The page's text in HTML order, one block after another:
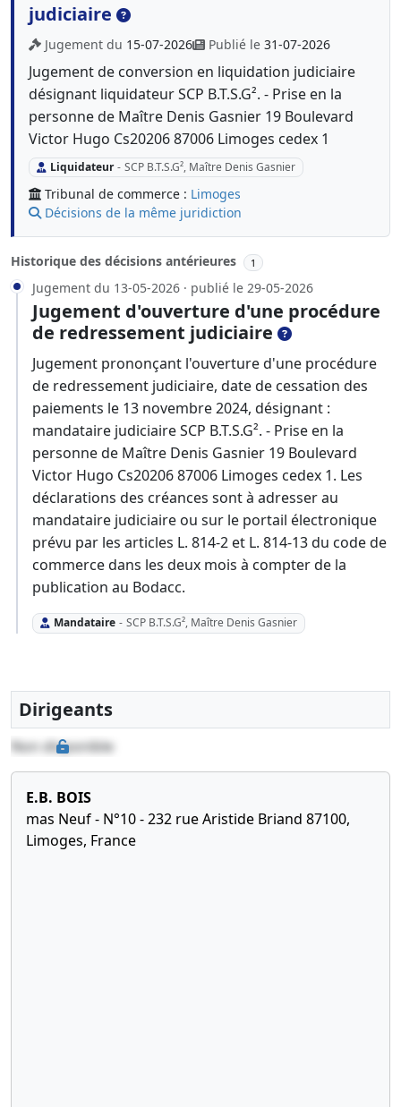
judiciaire
Jugement du 15-07-2026 Publié le 31-07-2026
Jugement de conversion en liquidation judiciaire
désignant liquidateur SCP B.T.S.G². - Prise en la
personne de Maître Denis Gasnier 19 Boulevard
Victor Hugo Cs20206 87006 Limoges cedex 1
Liquidateur - SCP B.T.S.G², Maître Denis Gasnier
Tribunal de commerce : Limoges
Décisions de la même juridiction
Historique des décisions antérieures 1
Jugement du 13-05-2026 · publié le 29-05-2026
Jugement d'ouverture d'une procédure
de redressement judiciaire
Jugement prononçant l'ouverture d'une procédure
de redressement judiciaire, date de cessation des
paiements le 13 novembre 2024, désignant :
mandataire judiciaire SCP B.T.S.G². - Prise en la
personne de Maître Denis Gasnier 19 Boulevard
Victor Hugo Cs20206 87006 Limoges cedex 1. Les
déclarations des créances sont à adresser au
mandataire judiciaire ou sur le portail électronique
prévu par les articles L. 814-2 et L. 814-13 du code de
commerce dans les deux mois à compter de la
publication au Bodacc.
Mandataire - SCP B.T.S.G², Maître Denis Gasnier
Dirigeants
Non disponible
E.B. BOIS
mas Neuf - N°10 - 232 rue Aristide Briand 87100,
Limoges, France